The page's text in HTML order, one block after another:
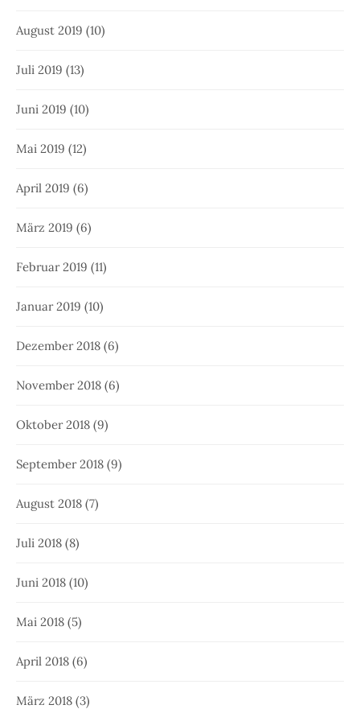
August 2019 (10)
Juli 2019 (13)
Juni 2019 (10)
Mai 2019 (12)
April 2019 (6)
März 2019 (6)
Februar 2019 (11)
Januar 2019 (10)
Dezember 2018 (6)
November 2018 (6)
Oktober 2018 (9)
September 2018 (9)
August 2018 (7)
Juli 2018 (8)
Juni 2018 (10)
Mai 2018 (5)
April 2018 (6)
März 2018 (3)